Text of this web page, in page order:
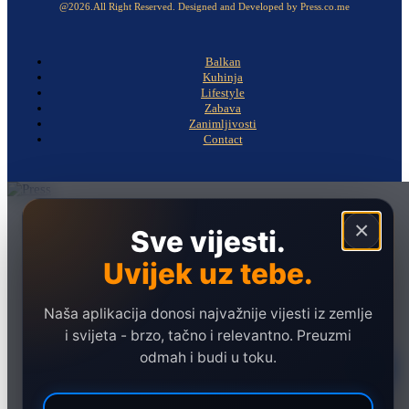
@2026.All Right Reserved. Designed and Developed by Press.co.me
Balkan
Kuhinja
Lifestyle
Zabava
Zanimljivosti
Contact
×
Sve vijesti.
Uvijek uz tebe.
Naša aplikacija donosi najvažnije vijesti iz zemlje
i svijeta - brzo, tačno i relevantno. Preuzmi
odmah i budi u toku.
Ekonomija